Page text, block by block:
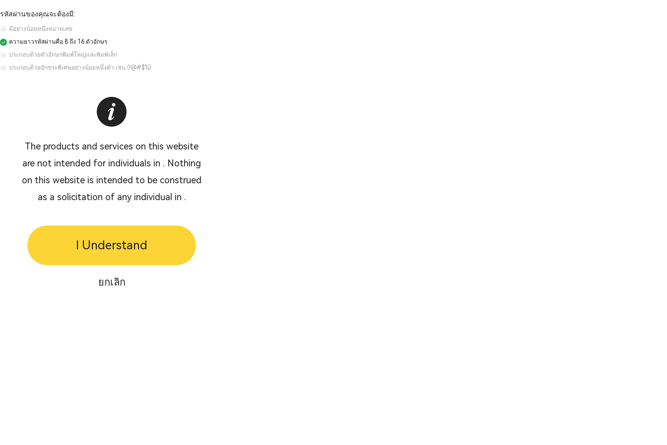
รหัสผ่านของคุณจะต้องมี:
มีอย่างน้อยหนึ่งหมายเลข
ความยาวรหัสผ่านคือ 8 ถึง 16 ตัวอักษร
ประกอบด้วยตัวอักษรพิมพ์ใหญ่และพิมพ์เล็ก
ประกอบด้วยอักขระพิเศษอย่างน้อยหนึ่งตัว เช่น (!@#$%)
The products and services on this website
are not intended for individuals in . Nothing
on this website is intended to be construed
as a solicitation of any individual in .
I Understand
ยกเลิก